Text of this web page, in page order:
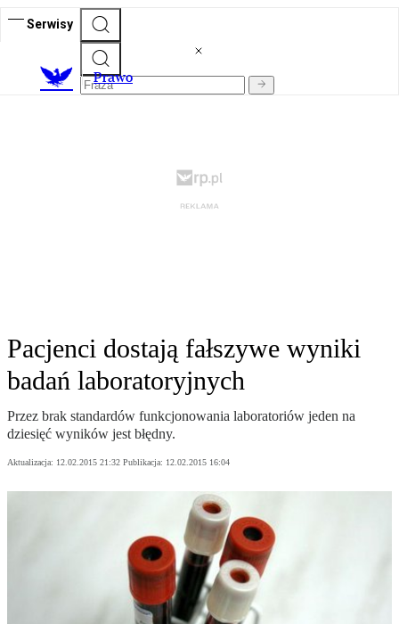
Serwisy
Prawo
Pacjenci dostają fałszywe wyniki
badań laboratoryjnych
Przez brak standardów funkcjonowania laboratoriów jeden na
dziesięć wyników jest błędny.
Aktualizacja: 12.02.2015 21:32 Publikacja: 12.02.2015 16:04